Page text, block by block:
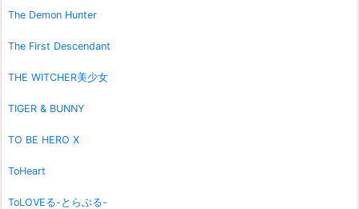
The Demon Hunter
The First Descendant
THE WITCHER美少女
TIGER & BUNNY
TO BE HERO X
ToHeart
ToLOVEる-とらぶる-